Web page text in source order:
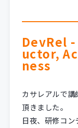
DevRel
uctor,
ness
カサレアルで講
頂きました。
日夜、研修コ